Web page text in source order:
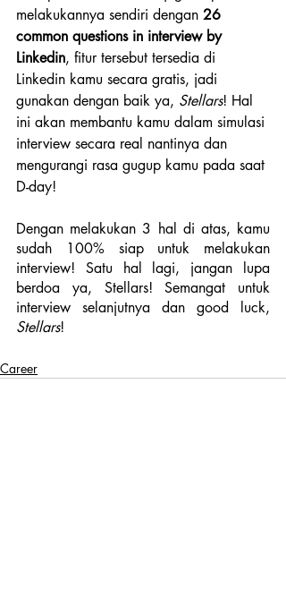
melakukannya sendiri dengan 26
common questions in interview by
Linkedin, fitur tersebut tersedia di
Linkedin kamu secara gratis, jadi
gunakan dengan baik ya, Stellars! Hal
ini akan membantu kamu dalam simulasi
interview secara real nantinya dan
mengurangi rasa gugup kamu pada saat
D-day!
Dengan melakukan 3 hal di atas, kamu
sudah 100% siap untuk melakukan
interview! Satu hal lagi, jangan lupa
berdoa ya, Stellars! Semangat untuk
interview selanjutnya dan good luck,
Stellars!
Career